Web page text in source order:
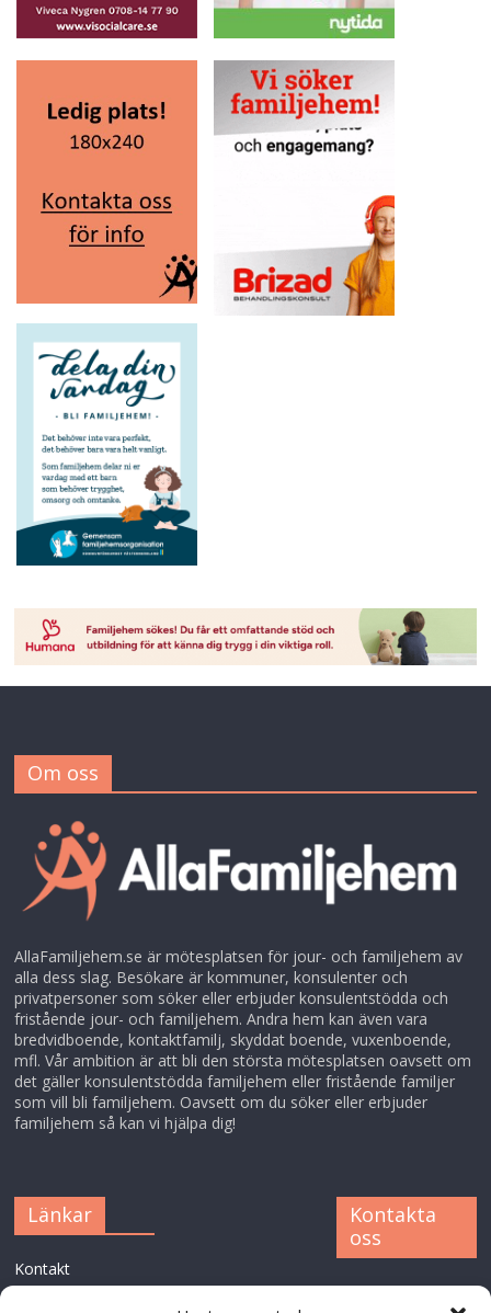
Om oss
AllaFamiljehem.se är mötesplatsen för jour- och familjehem av
alla dess slag. Besökare är kommuner, konsulenter och
privatpersoner som söker eller erbjuder konsulentstödda och
fristående jour- och familjehem. Andra hem kan även vara
bredvidboende, kontaktfamilj, skyddat boende, vuxenboende,
mfl. Vår ambition är att bli den största mötesplatsen oavsett om
det gäller konsulentstödda familjehem eller fristående familjer
som vill bli familjehem. Oavsett om du söker eller erbjuder
familjehem så kan vi hjälpa dig!
Länkar
Kontakt
Kontakta
oss
XFAM AB